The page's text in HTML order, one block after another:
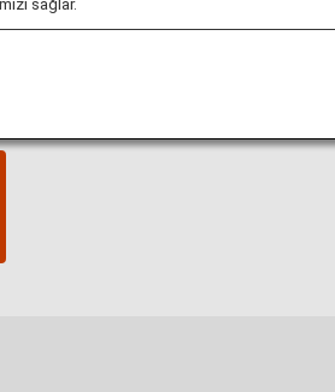
işlemlerin